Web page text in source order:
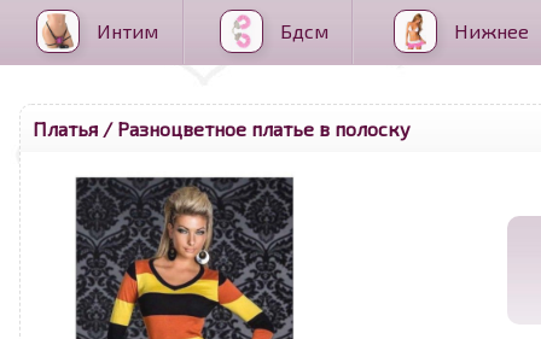
Интим Бдсм Нижнее
Платья / Разноцветное платье в полоску